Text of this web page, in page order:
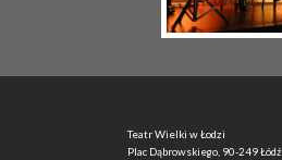
Teatr Wielki w Łodzi
Plac Dąbrowskiego, 90-249 Łódź